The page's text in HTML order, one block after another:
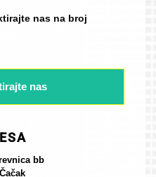
nas na broj
nas
bb